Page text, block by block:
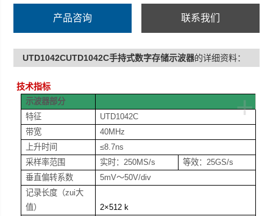
产品咨询 联系我们
UTD1042CUTD1042C手持式数字存储示波器的详细资料：
技术指标
+
示波器部分
特征
UTD1042C
带宽
40MHz
上升时间
≤8.7ns
采样率范围
实时：250MS/s
等效：25GS/s
垂直偏转系数
5mV～50V/div
记录长度（zui大
值）
2×512 k